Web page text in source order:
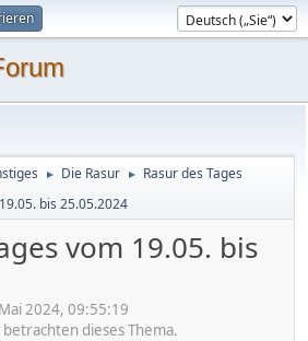
► Die Rasur ► Rasur des Tages
bis 25.05.2024
vom 19.05. bis
2024, 09:55:19
dieses Thema.